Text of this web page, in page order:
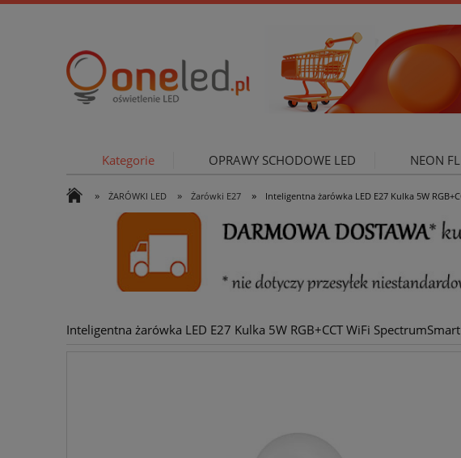
Kategorie OPRAWY SCHODOWE LED NEON
» ŻARÓWKI LED » Żarówki E27 » Inteligentna żarówka LED E27 Kulka 5W
Inteligentna żarówka LED E27 Kulka 5W RGB+CCT WiFi SpectrumSmart